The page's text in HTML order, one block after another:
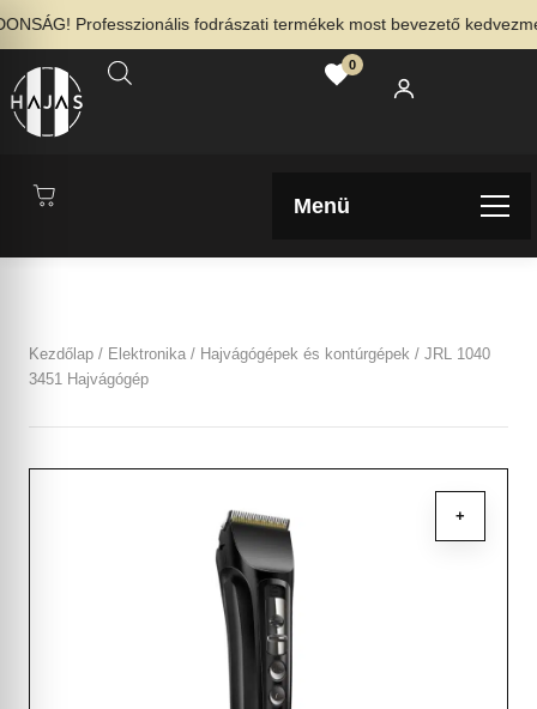
Professzionális fodrászati termékek most bevezető
0
Menü
Kezdőlap / Elektronika / Hajvágógépek és kontúrgépek / JRL 1040
3451 Hajvágógép
+